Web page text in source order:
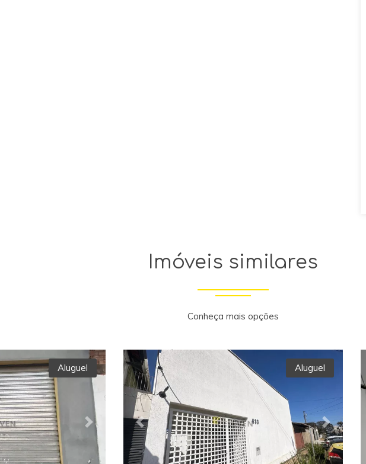
Imóveis similares
Conheça mais opções
Next
Aluguel
Previous Next
Aluguel